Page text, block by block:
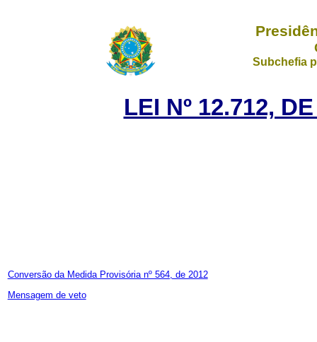
Subchefia
LEI Nº 12.712,
Conversão da Medida Provisória nº 564, de 2012
Mensagem de veto